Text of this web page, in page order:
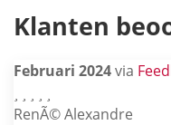
Klanten
Februari 2024via
RenÃ© Alexandre